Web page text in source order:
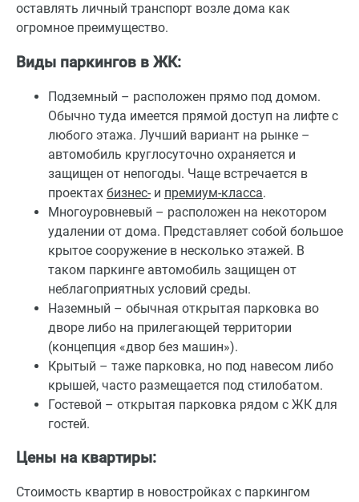
оставлять личный транспорт возле дома как
огромное преимущество.
Виды паркингов в ЖК:
Подземный – расположен прямо под домом.
Обычно туда имеется прямой доступ на лифте с
любого этажа. Лучший вариант на рынке –
автомобиль круглосуточно охраняется и
защищен от непогоды. Чаще встречается в
проектах бизнес- и премиум-класса.
Многоуровневый – расположен на некотором
удалении от дома. Представляет собой большое
крытое сооружение в несколько этажей. В
таком паркинге автомобиль защищен от
неблагоприятных условий среды.
Наземный – обычная открытая парковка во
дворе либо на прилегающей территории
(концепция «двор без машин»).
Крытый – таже парковка, но под навесом либо
крышей, часто размещается под стилобатом.
Гостевой – открытая парковка рядом с ЖК для
гостей.
Цены на квартиры:
Стоимость квартир в новостройках с паркингом